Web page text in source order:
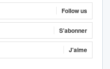
Follow us
S'abonner
J'aime